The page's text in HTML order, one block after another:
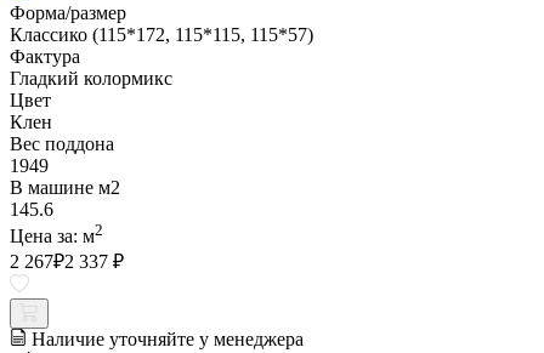
Форма/размер
Классико (115*172, 115*115, 115*57)
Фактура
Гладкий колормикс
Цвет
Клен
Вес поддона
1949
В машине м2
145.6
Цена за: м2
2 267₽2 337 ₽
Наличие уточняйте у менеджера